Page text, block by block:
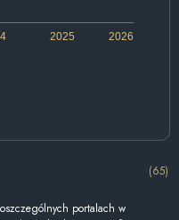
2026
2025
(65)
portalach w